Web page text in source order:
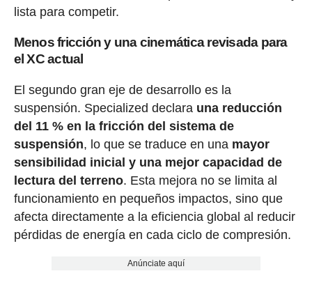
lista para competir.
Menos fricción y una cinemática revisada para
el XC actual
El segundo gran eje de desarrollo es la
suspensión. Specialized declara una reducción
del 11 % en la fricción del sistema de
suspensión, lo que se traduce en una mayor
sensibilidad inicial y una mejor capacidad de
lectura del terreno. Esta mejora no se limita al
funcionamiento en pequeños impactos, sino que
afecta directamente a la eficiencia global al reducir
pérdidas de energía en cada ciclo de compresión.
Anúnciate aquí